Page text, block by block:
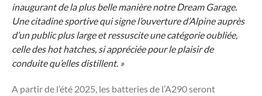
inaugurant de la plus belle manière notre Dream Garage.
Une citadine sportive qui signe l’ouverture d’Alpine auprès
d’un public plus large et ressuscite une catégorie oubliée,
celle des hot hatches, si appréciée pour le plaisir de
conduite qu’elles distillent. »
A partir de l’été 2025, les batteries de l’A290 seront